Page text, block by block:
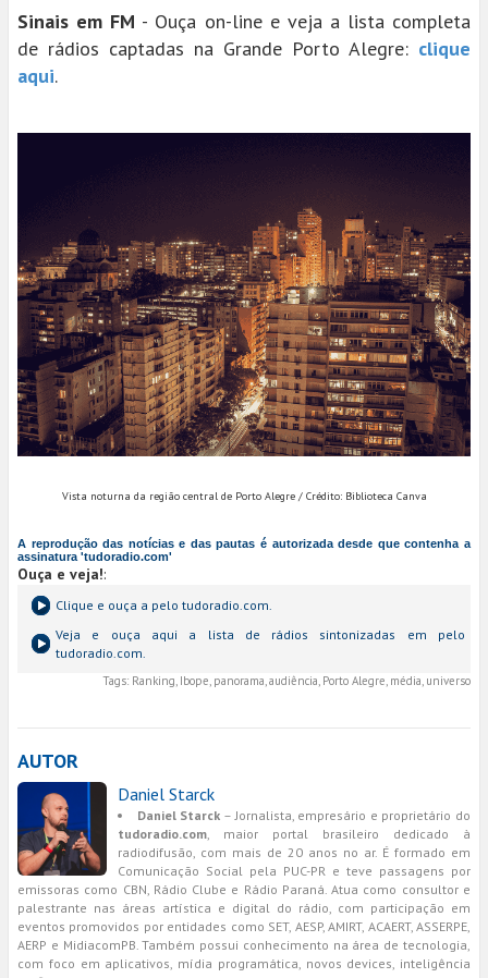
Sinais em FM - Ouça on-line e veja a lista completa
de rádios captadas na Grande Porto Alegre: clique
aqui.
Vista noturna da região central de Porto Alegre / Crédito: Biblioteca Canva
A reprodução das notícias e das pautas é autorizada desde que contenha a
assinatura 'tudoradio.com'
Ouça e veja!:
Clique e ouça a pelo tudoradio.com.
Veja e ouça aqui a lista de rádios sintonizadas em pelo
tudoradio.com.
Tags: Ranking, Ibope, panorama, audiência, Porto Alegre, média, universo
AUTOR
Daniel Starck
Daniel Starck – Jornalista, empresário e proprietário do
tudoradio.com, maior portal brasileiro dedicado à
radiodifusão, com mais de 20 anos no ar. É formado em
Comunicação Social pela PUC-PR e teve passagens por
emissoras como CBN, Rádio Clube e Rádio Paraná. Atua como consultor e
palestrante nas áreas artística e digital do rádio, com participação em
eventos promovidos por entidades como SET, AESP, AMIRT, ACAERT, ASSERPE,
AERP e MidiacomPB. Também possui conhecimento na área de tecnologia,
com foco em aplicativos, mídia programática, novos devices, inteligência